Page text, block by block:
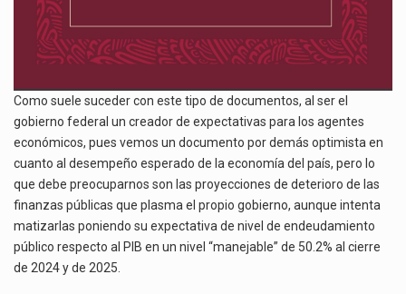
Como suele suceder con este tipo de documentos, al ser el
gobierno federal un creador de expectativas para los agentes
económicos, pues vemos un documento por demás optimista en
cuanto al desempeño esperado de la economía del país, pero lo
que debe preocuparnos son las proyecciones de deterioro de las
finanzas públicas que plasma el propio gobierno, aunque intenta
matizarlas poniendo su expectativa de nivel de endeudamiento
público respecto al PIB en un nivel “manejable” de 50.2% al cierre
de 2024 y de 2025.